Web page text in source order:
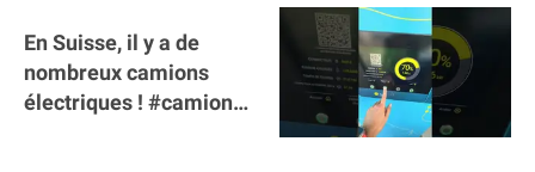
En Suisse, il y a de
nombreux camions
électriques ! #camion